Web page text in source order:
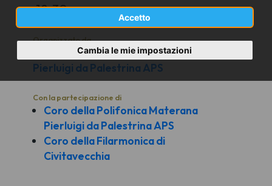
Accetto
Cambia le mie impostazioni
18.30
Organizzato da
Coro della Polifonica Materana
Pierluigi da Palestrina APS
Con la partecipazione di
Coro della Polifonica Materana
Pierluigi da Palestrina APS
Coro della Filarmonica di
Civitavecchia